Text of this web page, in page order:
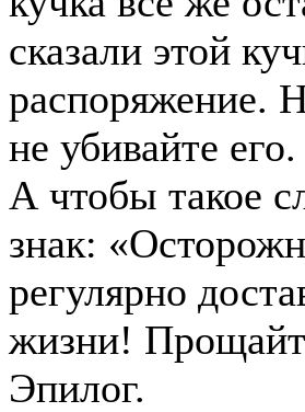
сказали этой
распоряжение.
не убивайте
А чтобы такое
знак:
регулярно
жизни!
Эпилог.